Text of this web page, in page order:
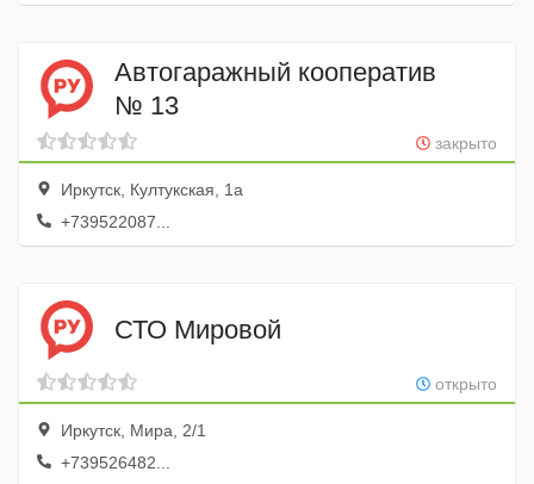
Автогаражный кооператив
№ 13
закрыто
Иркутск, Култукская, 1а
+739522087...
СТО Мировой
открыто
Иркутск, Мира, 2/1
+739526482...